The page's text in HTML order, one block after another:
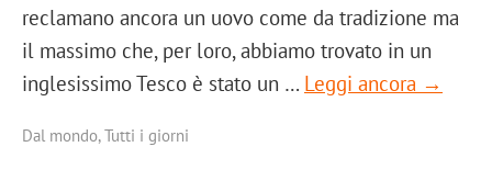
reclamano ancora un uovo come da tradizione ma
il massimo che, per loro, abbiamo trovato in un
inglesissimo Tesco è stato un … Leggi ancora →
Dal mondo,Tutti i giorni